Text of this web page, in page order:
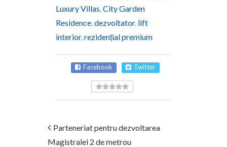
Luxury Villas,City Garden
Residence,dezvoltator, lift
interior,rezidențial premium
Facebook Twitter
Parteneriat pentru dezvoltarea
Magistralei 2 de metrou